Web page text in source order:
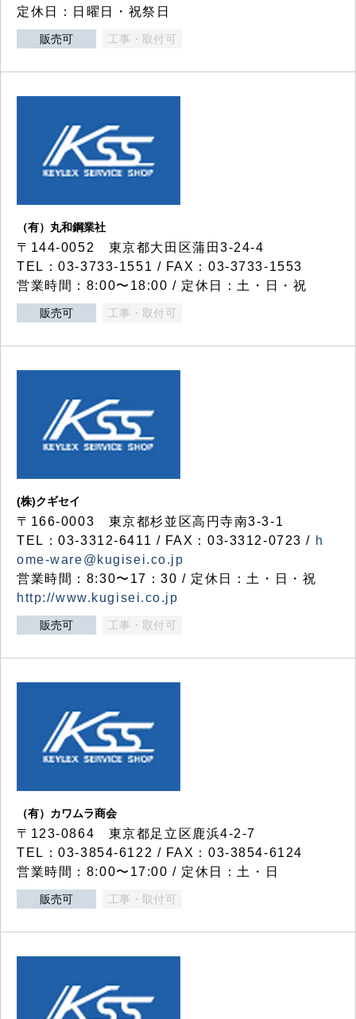
定休日：日曜日・祝祭日
販売可 工事・取付可
（有）丸和鋼業社
〒144-0052 東京都大田区蒲田3-24-4
TEL：03-3733-1551 / FAX：03-3733-1553
営業時間：8:00〜18:00 / 定休日：土・日・祝
販売可 工事・取付可
(株)クギセイ
〒166-0003 東京都杉並区高円寺南3-3-1
TEL：03-3312-6411 / FAX：03-3312-0723 / h
ome-ware@kugisei.co.jp
営業時間：8:30〜17：30 / 定休日：土・日・祝
http://www.kugisei.co.jp
販売可 工事・取付可
（有）カワムラ商会
〒123-0864 東京都足立区鹿浜4-2-7
TEL：03-3854-6122 / FAX：03-3854-6124
営業時間：8:00〜17:00 / 定休日：土・日
販売可 工事・取付可